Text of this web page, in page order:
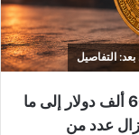
التفاصيل
رغم ارتداد البيتكوين القوي من مستوى 60 ألف دولار إلى ما
يزال عدد من